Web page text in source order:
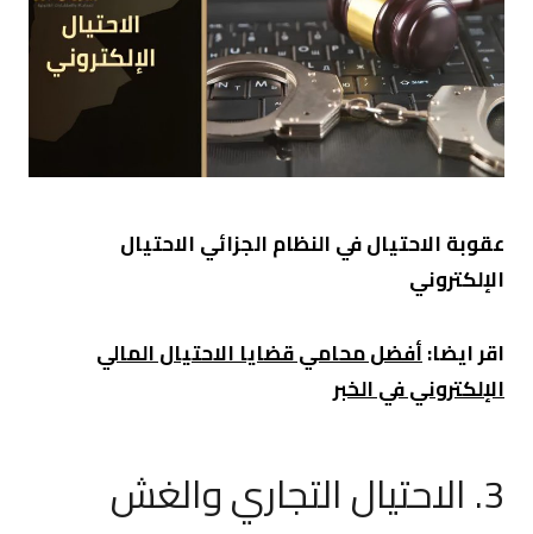
عقوبة الاحتيال في النظام الجزائيالاحتيال
الإلكتروني
اقر ايضا:أفضل محامي قضايا الاحتيال المالي
الإلكتروني في الخبر
3. الاحتيال التجاري والغش